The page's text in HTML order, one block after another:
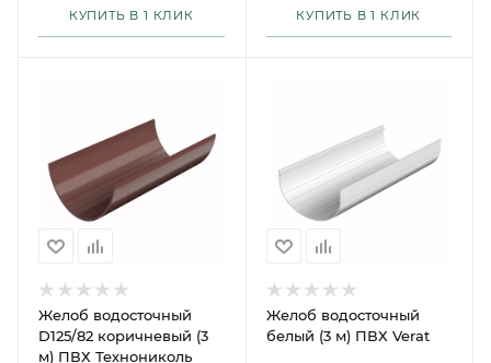
КУПИТЬ В 1 КЛИК КУПИТЬ В 1 КЛИК
Желоб водосточный
D125/82 коричневый (3
м) ПВХ Технониколь
Желоб водосточный
белый (3 м) ПВХ Verat